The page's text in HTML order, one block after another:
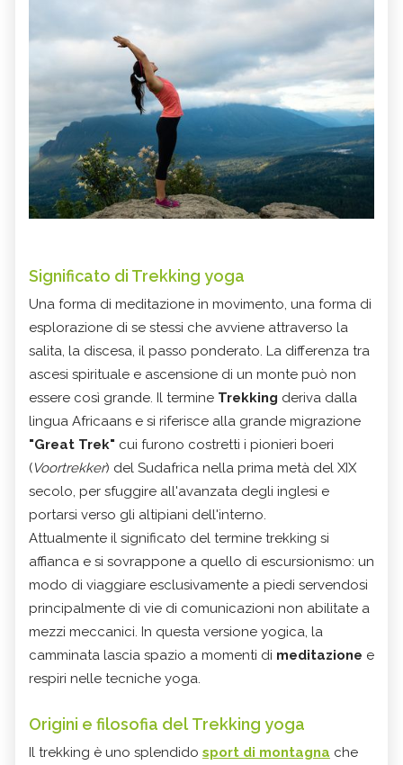
Significato di Trekking yoga
Una forma di meditazione in movimento, una forma di
esplorazione di se stessi che avviene attraverso la
salita, la discesa, il passo ponderato. La differenza tra
ascesi spirituale e ascensione di un monte può non
essere così grande. Il termine Trekking deriva dalla
lingua Africaans e si riferisce alla grande migrazione
"Great Trek" cui furono costretti i pionieri boeri
(Voortrekker) del Sudafrica nella prima metà del XIX
secolo, per sfuggire all'avanzata degli inglesi e
portarsi verso gli altipiani dell'interno.
Attualmente il significato del termine trekking si
affianca e si sovrappone a quello di escursionismo: un
modo di viaggiare esclusivamente a piedi servendosi
principalmente di vie di comunicazioni non abilitate a
mezzi meccanici. In questa versione yogica, la
camminata lascia spazio a momenti di meditazione e
respiri nelle tecniche yoga.
Origini e filosofia delTrekking yoga
Il trekking è uno splendido sport di montagna che